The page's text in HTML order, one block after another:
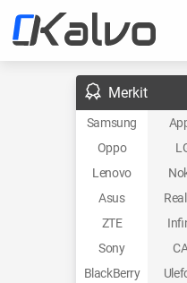
Merkit
Samsung
Oppo
Lenovo
Asus
ZTE
Sony
BlackBerry